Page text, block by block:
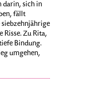
darin, sich in
fällt
Risse. Zu Rita,
Bindung.
umgehen,